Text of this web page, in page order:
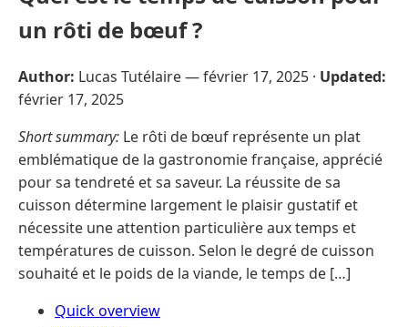
un rôti de bœuf ?
Author: Lucas Tutélaire —février 17, 2025 · Updated:
février 17, 2025
Short summary: Le rôti de bœuf représente un plat
emblématique de la gastronomie française, apprécié
pour sa tendreté et sa saveur. La réussite de sa
cuisson détermine largement le plaisir gustatif et
nécessite une attention particulière aux temps et
températures de cuisson. Selon le degré de cuisson
souhaité et le poids de la viande, le temps de […]
Quick overview